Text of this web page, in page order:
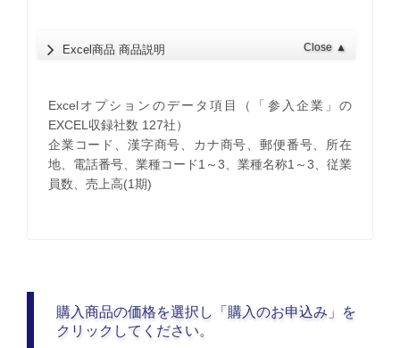
Excel商品 商品説明 Close ▲
Excelオプションのデータ項目（「参入企業」の
EXCEL収録社数 127社）
企業コード、漢字商号、カナ商号、郵便番号、所在
地、電話番号、業種コード1～3、業種名称1～3、従業
員数、売上高(1期)
購入商品の価格を選択し「購入のお申込み」を
クリックしてください。